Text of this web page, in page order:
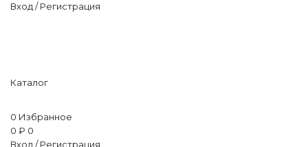
Вход / Регистрация
Каталог
0 Избранное
0 ₽ 0
Вход / Регистрация